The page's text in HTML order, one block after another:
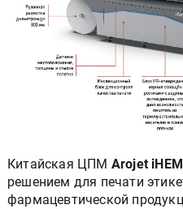
Китайская ЦПМ Arojet
решением для печати
фармацевтической